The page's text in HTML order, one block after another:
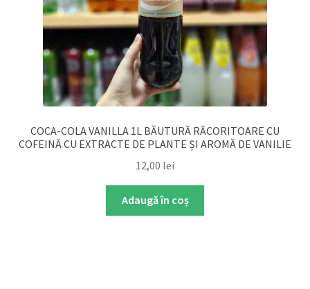
COCA-COLA VANILLA 1L BĂUTURĂ RĂCORITOARE CU
COFEINĂ CU EXTRACTE DE PLANTE ȘI AROMĂ DE VANILIE
12,00 lei
Adaugă în coș